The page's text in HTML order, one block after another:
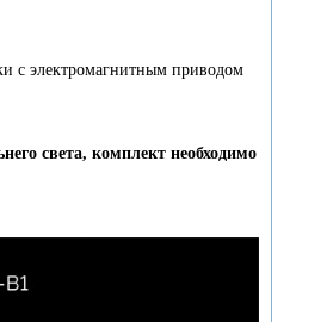
с электромагнитным приводом
света, комплект необходимо